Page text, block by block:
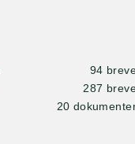
94
287
20